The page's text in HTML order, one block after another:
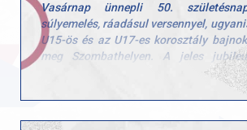
Vasárnap ünnepli 50.
súlyemelés, ráadásul versennyel,
U15-ös és az U17-es korosztály
meg Szombathelyen. A jeles
Karácsony Ádám
szakosztályvezetővel, valamint a
most irányító – emellett
tevékenykedő – Kaiser Jánossal